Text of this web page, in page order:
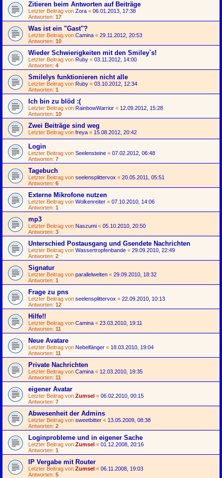
Zitieren beim Antworten auf Beiträge
Letzter Beitrag von Zora « 06.01.2013, 17:38
Antworten: 17
Was ist ein "Gast"?
Letzter Beitrag von Camina « 29.11.2012, 20:53
Antworten: 10
Wieder Schwierigkeiten mit den Smiley`s!
Letzter Beitrag von Ruby « 03.11.2012, 14:00
Antworten: 4
Smilelys funktionieren nicht alle
Letzter Beitrag von Ruby « 03.10.2012, 12:34
Antworten: 1
Ich bin zu blöd :(
Letzter Beitrag von RainbowWarrior « 12.09.2012, 15:28
Antworten: 10
Zwei Beiträge sind weg
Letzter Beitrag von freya « 15.08.2012, 20:42
Login
Letzter Beitrag von Seelensteine « 07.02.2012, 06:48
Antworten: 7
Tagebuch
Letzter Beitrag von seelensplittervox « 20.05.2011, 05:51
Antworten: 6
Externe Mikrofone nutzen
Letzter Beitrag von Wolkenreiter « 07.10.2010, 14:06
Antworten: 1
mp3
Letzter Beitrag von Naszumi « 05.10.2010, 20:50
Antworten: 3
Unterschied Postausgang und Gsendete Nachrichten
Letzter Beitrag von Wassertropfenbande « 29.09.2010, 22:49
Antworten: 2
Signatur
Letzter Beitrag von parallelwelten « 29.09.2010, 18:32
Antworten: 1
Frage zu pns
Letzter Beitrag von seelensplittervox « 22.09.2010, 10:13
Antworten: 12
Hilfe!!
Letzter Beitrag von Camina « 23.03.2010, 19:11
Antworten: 11
Neue Avatare
Letzter Beitrag von Nebelfänger « 18.03.2010, 19:04
Antworten: 11
Private Nachrichten
Letzter Beitrag von Camina « 12.03.2010, 19:35
Antworten: 11
eigener Avatar
Letzter Beitrag von Zumsel « 06.02.2010, 00:15
Antworten: 7
Abwesenheit der Admins
Letzter Beitrag von sweetbitter « 13.05.2009, 08:38
Antworten: 2
Loginprobleme und in eigener Sache
Letzter Beitrag von Zumsel « 01.12.2008, 20:16
Antworten: 1
IP Vergabe mit Router
Letzter Beitrag von Zumsel « 06.11.2008, 19:03
Antworten: 5